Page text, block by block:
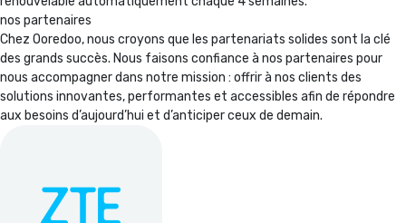
nos partenaires
Chez Ooredoo, nous croyons que les partenariats solides sont la clé
des grands succès. Nous faisons confiance à nos partenaires pour
nous accompagner dans notre mission : offrir à nos clients des
solutions innovantes, performantes et accessibles afin de répondre
aux besoins d’aujourd’hui et d’anticiper ceux de demain.